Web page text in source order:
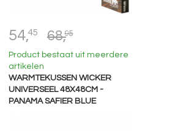
54,45 68,95
Product bestaat uit meerdere
artikelen
WARMTEKUSSEN WICKER
UNIVERSEEL 48X48CM -
PANAMA SAFIER BLUE